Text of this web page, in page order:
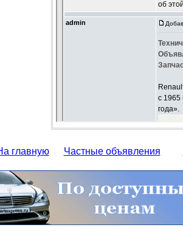
главную Частные объявления